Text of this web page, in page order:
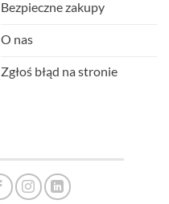
Bezpieczne zakupy
O nas
Zgłoś błąd na stronie